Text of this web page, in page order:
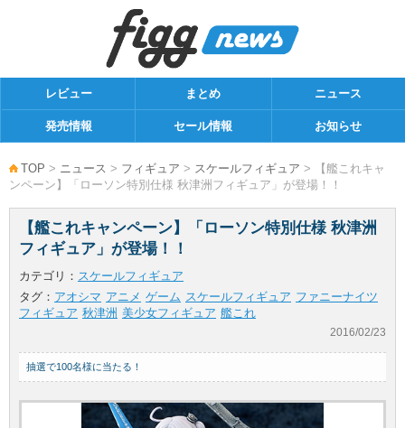
レビュー まとめ ニュース
発売情報 セール情報 お知らせ
TOP > ニュース > フィギュア > スケールフィギュア > 【艦これキャ
ンペーン】「ローソン特別仕様 秋津洲フィギュア」が登場！！
【艦これキャンペーン】「ローソン特別仕様 秋津洲
フィギュア」が登場！！
カテゴリ： スケールフィギュア
タグ： アオシマ アニメ ゲーム スケールフィギュア ファニーナイツ
フィギュア 秋津洲 美少女フィギュア 艦これ
2016/02/23
抽選で100名様に当たる！